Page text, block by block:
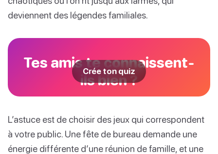
deviennent des légendes familiales.
Tes amis te connaissent-
ils bien ?
Crée ton quiz
L’astuce est de choisir des jeux qui correspondent
à votre public. Une fête de bureau demande une
énergie différente d’une réunion de famille, et une